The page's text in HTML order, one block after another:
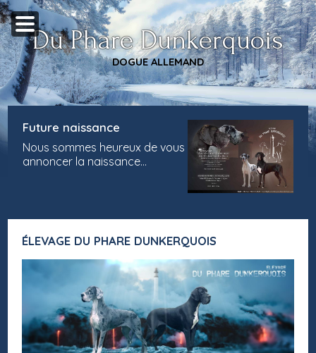
Du Phare Dunkerquois
DOGUE ALLEMAND
Future naissance
Nous sommes heureux de vous
annoncer la naissance
des terres andalouses et de
notre Sinaï du Phare
Dunkerquois. La naissan...
ÉLEVAGE DU PHARE DUNKERQUOIS